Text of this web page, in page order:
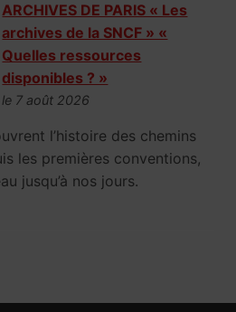
ARCHIVES DE PARIS « Les
archives de la SNCF » «
Quelles ressources
disponibles ? »
le 7 août 2026
l’histoire des chemins
les premières conventions,
jusqu’à nos jours.